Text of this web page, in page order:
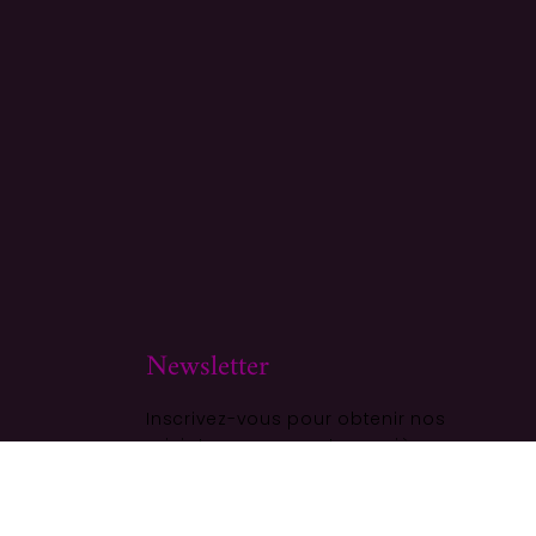
Newsletter
Inscrivez-vous pour obtenir nos
miniatures en avant-première